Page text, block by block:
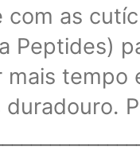
com as
Peptides)
mais